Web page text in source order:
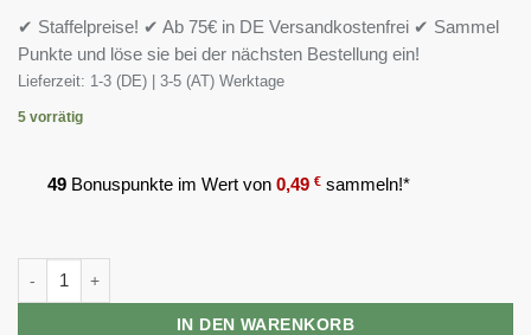
✔ Staffelpreise! ✔ Ab 75€ in DE Versandkostenfrei ✔ Sammel
Punkte und löse sie bei der nächsten Bestellung ein!
Lieferzeit: 1-3 (DE) | 3-5 (AT) Werktage
5 vorrätig
49 Bonuspunkte im Wert von 0,49 € sammeln!*
XXL Nutrition Perfect Rice Powder 5 kg Menge
IN DEN WARENKORB